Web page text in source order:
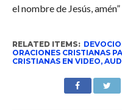
el nombre de Jesús, amén”
RELATED ITEMS:
ORACIONES CRISTIANAS
CRISTIANAS EN VIDEO,